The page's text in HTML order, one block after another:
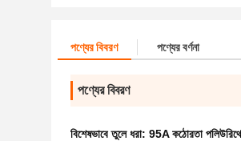
পণ্যের বিবরণ পণ্যের বর্ণনা
পণ্যের বিবরণ
বিশেষভাবে তুলে ধরা: 95A কঠোরতা